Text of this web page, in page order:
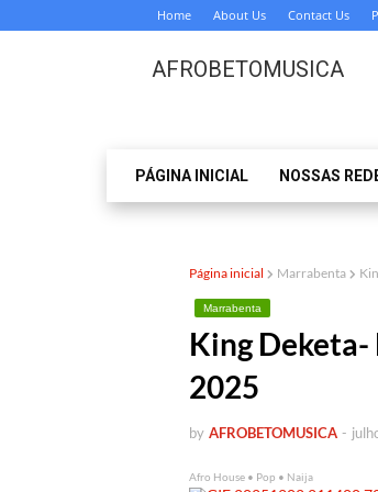
Home About Us Contact Us
AFROBETOMUSICA
PÁGINA INICIAL NOSSAS
Página inicial Marrabenta
Marrabenta
King Deketa-
2025
by AFROBETOMUSICA -
Afro House • Pop • Naija